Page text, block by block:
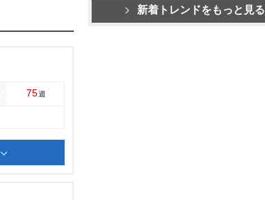
75週
新着トレンドをもっと見る